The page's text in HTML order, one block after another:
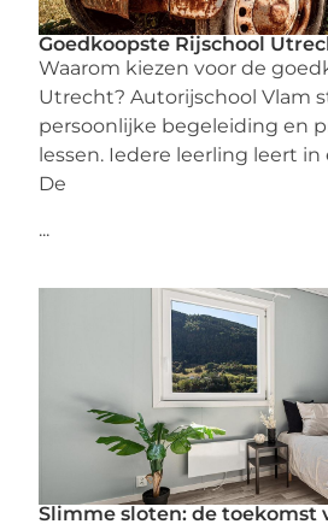
Goedkoopste Rijschool
Waarom kiezen voor de
Utrecht? Autorijschool Vlam
persoonlijke begeleiding en
lessen. Iedere leerling leert
De
...
Slimme sloten: de toekomst